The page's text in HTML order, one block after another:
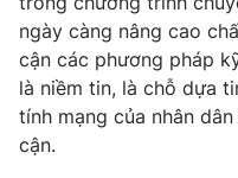
Phó Tổng Biên tập:Nguyễn
Nguyễn Trọng Ninh
Tổng đài VTV:024.38 355
Ðiện thoại Thời báo VTV:
Email:
ngày càng nâng cao
cận các phương pháp
là niềm tin, là chỗ dựa
tính mạng của nhân
cận.